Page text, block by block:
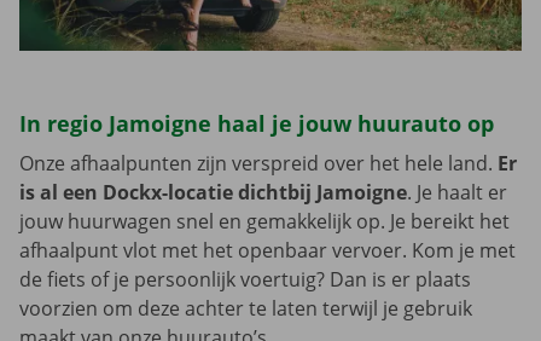
In regio Jamoigne haal je jouw huurauto op
Onze afhaalpunten zijn verspreid over het hele land. Er
is al een Dockx-locatie dichtbij Jamoigne. Je haalt er
jouw huurwagen snel en gemakkelijk op. Je bereikt het
afhaalpunt vlot met het openbaar vervoer. Kom je met
de fiets of je persoonlijk voertuig? Dan is er plaats
voorzien om deze achter te laten terwijl je gebruik